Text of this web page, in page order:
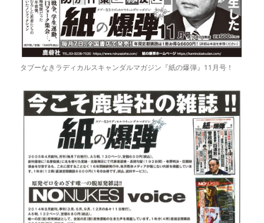
タブーなきラディカルスキャンダルマガジン『紙の爆弾』11月号！